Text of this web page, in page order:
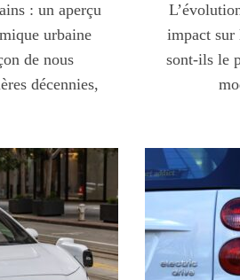
: un aperçu
urbaine
de nous
décennies,
impact sur
sont-ils le
son temps au
quotidien